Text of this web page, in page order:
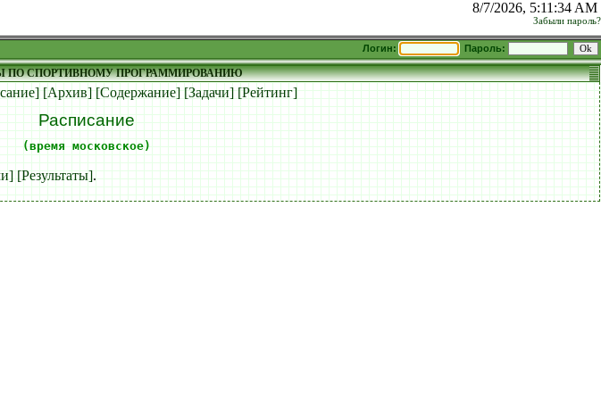
8/7/2026, 5:11:34 AM
Забыли пароль?
Логин: Пароль:
ПО СПОРТИВНОМУ ПРОГРАММИРОВАНИЮ
[Архив] [Содержание] [Задачи] [Рейтинг]
Расписание
(время московское)
[Результаты].